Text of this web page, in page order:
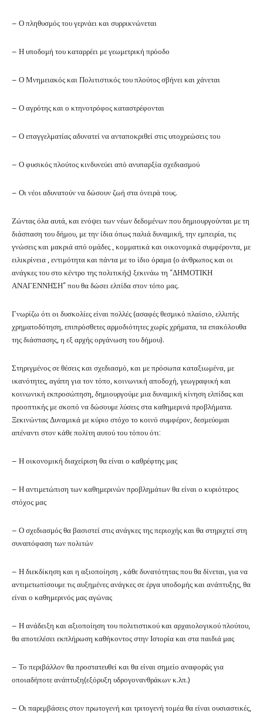
– Ο πληθυσμός του γερνάει και συρρικνώνεται
– Η υποδομή του καταρρέει με γεωμετρική πρόοδο
– Ο Μνημειακός και Πολιτιστικός του πλούτος σβήνει και χάνεται
– Ο αγρότης και ο κτηνοτρόφος καταστρέφονται
– Ο επαγγελματίας αδυνατεί να ανταποκριθεί στις υποχρεώσεις του
– Ο φυσικός πλούτος κινδυνεύει από ανυπαρξία σχεδιασμού
– Οι νέοι αδυνατούν να δώσουν ζωή στα όνειρά τους.
Ζώντας όλα αυτά, και ενόψει των νέων δεδομένων που δημιουργούνται με τη
διάσπαση του δήμου, με την ίδια όπως παλιά δυναμική, την εμπειρία, τις
γνώσεις και μακριά από ομάδες , κομματικά και οικονομικά συμφέροντα, με
ειλικρίνεια , εντιμότητα και πάντα με το ίδιο όραμα (ο άνθρωπος και οι
ανάγκες του στο κέντρο της πολιτικής) ξεκινάω τη “ΔΗΜΟΤΙΚΗ
ΑΝΑΓΕΝΝΗΣΗ” που θα δώσει ελπίδα στον τόπο μας.
Γνωρίζω ότι οι δυσκολίες είναι πολλές (ασαφές θεσμικό πλαίσιο, ελλιπής
χρηματοδότηση, επιπρόσθετες αρμοδιότητες χωρίς χρήματα, τα επακόλουθα
της διάσπασης, η εξ αρχής οργάνωση του δήμου).
Στηριγμένος σε θέσεις και σχεδιασμό, και με πρόσωπα καταξιωμένα, με
ικανότητες, αγάπη για τον τόπο, κοινωνική αποδοχή, γεωγραφική και
κοινωνική εκπροσώπηση, δημιουργούμε μια δυναμική κίνηση ελπίδας και
προοπτικής με σκοπό να δώσουμε λύσεις στα καθημερινά προβλήματα.
Ξεκινώντας Δυναμικά με κύριο στόχο το κοινό συμφέρον, δεσμεύομαι
απέναντι στον κάθε πολίτη αυτού του τόπου ότι:
– Η οικονομική διαχείριση θα είναι ο καθρέφτης μας
– Η αντιμετώπιση των καθημερινών προβλημάτων θα είναι ο κυριότερος
στόχος μας
– Ο σχεδιασμός θα βασιστεί στις ανάγκες της περιοχής και θα στηριχτεί στη
συναπόφαση των πολιτών
– Η διεκδίκηση και η αξιοποίηση , κάθε δυνατότητας που θα δίνεται, για να
αντιμετωπίσουμε τις αυξημένες ανάγκες σε έργα υποδομής και ανάπτυξης, θα
είναι ο καθημερινός μας αγώνας
– Η ανάδειξη και αξιοποίηση του πολιτιστικού και αρχαιολογικού πλούτου,
θα αποτελέσει εκπλήρωση καθήκοντος στην Ιστορία και στα παιδιά μας
– Το περιβάλλον θα προστατευθεί και θα είναι σημείο αναφοράς για
οποιαδήποτε ανάπτυξη(εξόρυξη υδρογονανθράκων κ.λπ.)
– Οι παρεμβάσεις στον πρωτογενή και τριτογενή τομέα θα είναι ουσιαστικές,